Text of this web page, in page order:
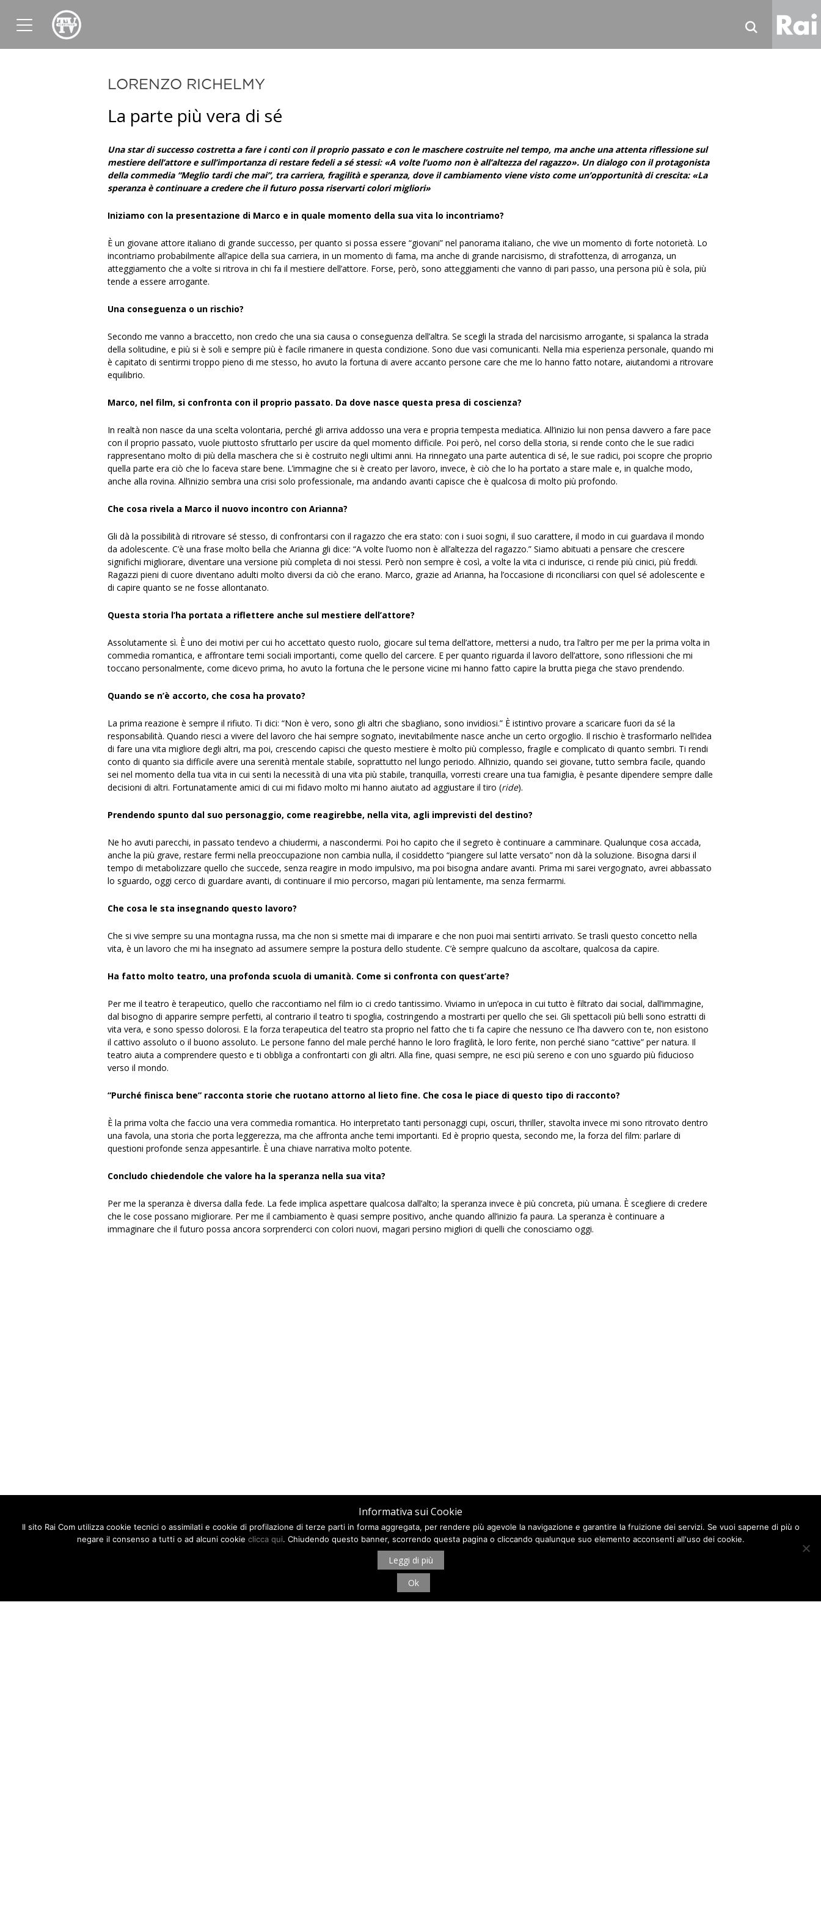
News
LORENZO RICHELMY
La parte più vera di sé
Una star di successo costretta a fare i conti con il proprio passato e con le maschere costruite nel tempo, ma anche una attenta riflessione sul
mestiere dell’attore e sull’importanza di restare fedeli a sé stessi: «A volte l’uomo non è all’altezza del ragazzo». Un dialogo con il protagonista
della commedia “Meglio tardi che mai”, tra carriera, fragilità e speranza, dove il cambiamento viene visto come un’opportunità di crescita: «La
speranza è continuare a credere che il futuro possa riservarti colori migliori»
Iniziamo con la presentazione di Marco e in quale momento della sua vita lo incontriamo?
È un giovane attore italiano di grande successo, per quanto si possa essere “giovani” nel panorama italiano, che vive un momento di forte notorietà. Lo
incontriamo probabilmente all’apice della sua carriera, in un momento di fama, ma anche di grande narcisismo, di strafottenza, di arroganza, un
atteggiamento che a volte si ritrova in chi fa il mestiere dell’attore. Forse, però, sono atteggiamenti che vanno di pari passo, una persona più è sola, più
tende a essere arrogante.
Una conseguenza o un rischio?
Secondo me vanno a braccetto, non credo che una sia causa o conseguenza dell’altra. Se scegli la strada del narcisismo arrogante, si spalanca la strada
della solitudine, e più si è soli e sempre più è facile rimanere in questa condizione. Sono due vasi comunicanti. Nella mia esperienza personale, quando mi
è capitato di sentirmi troppo pieno di me stesso, ho avuto la fortuna di avere accanto persone care che me lo hanno fatto notare, aiutandomi a ritrovare
equilibrio.
Marco, nel film, si confronta con il proprio passato. Da dove nasce questa presa di coscienza?
In realtà non nasce da una scelta volontaria, perché gli arriva addosso una vera e propria tempesta mediatica. All’inizio lui non pensa davvero a fare pace
con il proprio passato, vuole piuttosto sfruttarlo per uscire da quel momento difficile. Poi però, nel corso della storia, si rende conto che le sue radici
rappresentano molto di più della maschera che si è costruito negli ultimi anni. Ha rinnegato una parte autentica di sé, le sue radici, poi scopre che proprio
quella parte era ciò che lo faceva stare bene. L’immagine che si è creato per lavoro, invece, è ciò che lo ha portato a stare male e, in qualche modo,
anche alla rovina. All’inizio sembra una crisi solo professionale, ma andando avanti capisce che è qualcosa di molto più profondo.
Che cosa rivela a Marco il nuovo incontro con Arianna?
Gli dà la possibilità di ritrovare sé stesso, di confrontarsi con il ragazzo che era stato: con i suoi sogni, il suo carattere, il modo in cui guardava il mondo
da adolescente. C’è una frase molto bella che Arianna gli dice: “A volte l’uomo non è all’altezza del ragazzo.” Siamo abituati a pensare che crescere
significhi migliorare, diventare una versione più completa di noi stessi. Però non sempre è così, a volte la vita ci indurisce, ci rende più cinici, più freddi.
Ragazzi pieni di cuore diventano adulti molto diversi da ciò che erano. Marco, grazie ad Arianna, ha l’occasione di riconciliarsi con quel sé adolescente e
di capire quanto se ne fosse allontanato.
Questa storia l’ha portata a riflettere anche sul mestiere dell’attore?
Assolutamente sì. È uno dei motivi per cui ho accettato questo ruolo, giocare sul tema dell’attore, mettersi a nudo, tra l’altro per me per la prima volta in
commedia romantica, e affrontare temi sociali importanti, come quello del carcere. E per quanto riguarda il lavoro dell’attore, sono riflessioni che mi
toccano personalmente, come dicevo prima, ho avuto la fortuna che le persone vicine mi hanno fatto capire la brutta piega che stavo prendendo.
Quando se n’è accorto, che cosa ha provato?
La prima reazione è sempre il rifiuto. Ti dici: “Non è vero, sono gli altri che sbagliano, sono invidiosi.” È istintivo provare a scaricare fuori da sé la
responsabilità. Quando riesci a vivere del lavoro che hai sempre sognato, inevitabilmente nasce anche un certo orgoglio. Il rischio è trasformarlo nell’idea
di fare una vita migliore degli altri, ma poi, crescendo capisci che questo mestiere è molto più complesso, fragile e complicato di quanto sembri. Ti rendi
conto di quanto sia difficile avere una serenità mentale stabile, soprattutto nel lungo periodo. All’inizio, quando sei giovane, tutto sembra facile, quando
sei nel momento della tua vita in cui senti la necessità di una vita più stabile, tranquilla, vorresti creare una tua famiglia, è pesante dipendere sempre dalle
decisioni di altri. Fortunatamente amici di cui mi fidavo molto mi hanno aiutato ad aggiustare il tiro (ride).
Prendendo spunto dal suo personaggio, come reagirebbe, nella vita, agli imprevisti del destino?
Ne ho avuti parecchi, in passato tendevo a chiudermi, a nascondermi. Poi ho capito che il segreto è continuare a camminare. Qualunque cosa accada,
anche la più grave, restare fermi nella preoccupazione non cambia nulla, il cosiddetto “piangere sul latte versato” non dà la soluzione. Bisogna darsi il
tempo di metabolizzare quello che succede, senza reagire in modo impulsivo, ma poi bisogna andare avanti. Prima mi sarei vergognato, avrei abbassato
lo sguardo, oggi cerco di guardare avanti, di continuare il mio percorso, magari più lentamente, ma senza fermarmi.
Che cosa le sta insegnando questo lavoro?
Che si vive sempre su una montagna russa, ma che non si smette mai di imparare e che non puoi mai sentirti arrivato. Se trasli questo concetto nella
vita, è un lavoro che mi ha insegnato ad assumere sempre la postura dello studente. C’è sempre qualcuno da ascoltare, qualcosa da capire.
Ha fatto molto teatro, una profonda scuola di umanità. Come si confronta con quest’arte?
Per me il teatro è terapeutico, quello che raccontiamo nel film io ci credo tantissimo. Viviamo in un’epoca in cui tutto è filtrato dai social, dall’immagine,
dal bisogno di apparire sempre perfetti, al contrario il teatro ti spoglia, costringendo a mostrarti per quello che sei. Gli spettacoli più belli sono estratti di
vita vera, e sono spesso dolorosi. E la forza terapeutica del teatro sta proprio nel fatto che ti fa capire che nessuno ce l’ha davvero con te, non esistono
il cattivo assoluto o il buono assoluto. Le persone fanno del male perché hanno le loro fragilità, le loro ferite, non perché siano “cattive” per natura. Il
teatro aiuta a comprendere questo e ti obbliga a confrontarti con gli altri. Alla fine, quasi sempre, ne esci più sereno e con uno sguardo più fiducioso
verso il mondo.
“Purché finisca bene” racconta storie che ruotano attorno al lieto fine. Che cosa le piace di questo tipo di racconto?
È la prima volta che faccio una vera commedia romantica. Ho interpretato tanti personaggi cupi, oscuri, thriller, stavolta invece mi sono ritrovato dentro
una favola, una storia che porta leggerezza, ma che affronta anche temi importanti. Ed è proprio questa, secondo me, la forza del film: parlare di
questioni profonde senza appesantirle. È una chiave narrativa molto potente.
Concludo chiedendole che valore ha la speranza nella sua vita?
Per me la speranza è diversa dalla fede. La fede implica aspettare qualcosa dall’alto; la speranza invece è più concreta, più umana. È scegliere di credere
che le cose possano migliorare. Per me il cambiamento è quasi sempre positivo, anche quando all’inizio fa paura. La speranza è continuare a
immaginare che il futuro possa ancora sorprenderci con colori nuovi, magari persino migliori di quelli che conosciamo oggi.
Informativa sui Cookie
Il sito Rai Com utilizza cookie tecnici o assimilati e cookie di profilazione di terze parti in forma aggregata, per rendere più agevole la navigazione e garantire la fruizione dei servizi. Se vuoi saperne di più o
negare il consenso a tutti o ad alcuni cookie clicca qui. Chiudendo questo banner, scorrendo questa pagina o cliccando qualunque suo elemento acconsenti all'uso dei cookie.
Leggi di più
Ok